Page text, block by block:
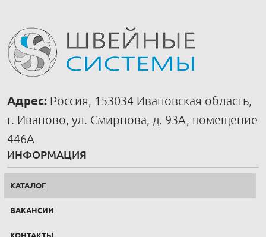
Адрес: Россия, 153034 Ивановская область,
г. Иваново, ул. Смирнова, д. 93А, помещение
446А
ИНФОРМАЦИЯ
КАТАЛОГ
ВАКАНСИИ